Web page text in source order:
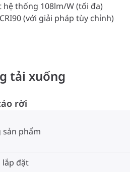
hệ thống 108lm/W (tối đa)
(với giải pháp tùy chỉnh)
tải xuống
rời
sản phẩm
lắp đặt